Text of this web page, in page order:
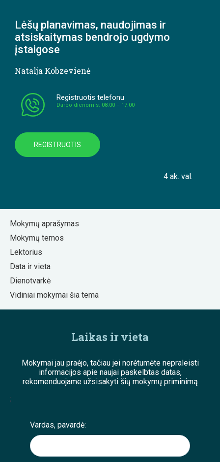
Lėšų planavimas, naudojimas ir
atsiskaitymas bendrojo ugdymo
įstaigose
Natalja Kobzevienė
Registruotis telefonu
Darbo dienomis: 08:00 – 17:00
REGISTRUOTIS
4 ak. val.
Mokymų aprašymas
Mokymų temos
Lektorius
Data ir vieta
Dienotvarkė
Vidiniai mokymai šia tema
Laikas ir vieta
Mokymai jau praėjo, tačiau jei norėtumėte nepraleisti
informacijos apie naujai paskelbtas datas,
rekomenduojame užsisakyti šių mokymų priminimą
;
Vardas, pavardė: